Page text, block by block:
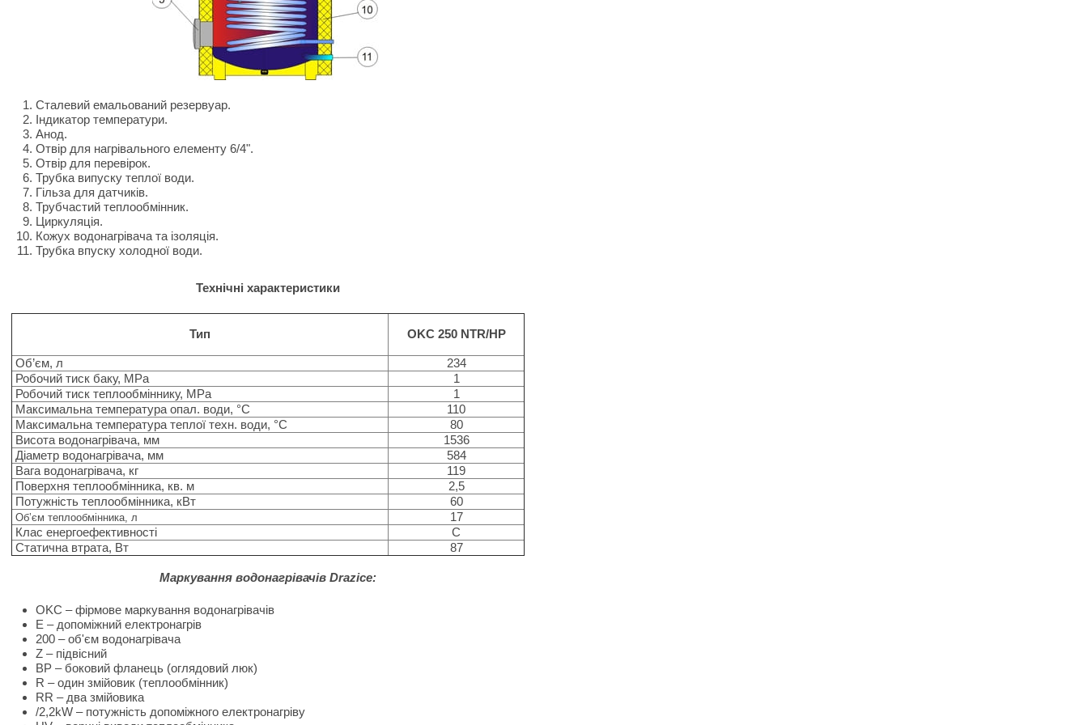
Сталевий емальований резервуар.
Індикатор температури.
Анод.
Отвір для нагрівального елементу 6/4".
Отвір для перевірок.
Трубка випуску теплої води.
Гільза для датчиків.
Трубчастий теплообмінник.
Циркуляція.
Кожух водонагрівача та ізоляція.
Трубка впуску холодної води.
Технічні характеристики
Тип OKC 250 NTR/HP
Об’єм, л
234
Робочий тиск баку, MPa
1
Робочий тиск теплообміннику, MPa
1
Максимальна температура опал. води, °C
110
Максимальна температура теплої техн. води, °C
80
Висота водонагрівача, мм
1536
Діаметр водонагрівача, мм
584
Вага водонагрівача, кг
119
Поверхня теплообмінника, кв. м
2,5
Потужність теплообмінника, кВт
60
Об’єм теплообмінника, л
17
Клас енергоефективності
С
Статична втрата, Вт
87
Маркування водонагрівачів Drazice:
OKC – фірмове маркування водонагрівачів
E – допоміжний електронагрів
200 – об'єм водонагрівача
Z – підвісний
BP – боковий фланець (оглядовий люк)
R – один змійовик (теплообмінник)
RR – два змійовика
/2,2kW – потужність допоміжного електронагріву